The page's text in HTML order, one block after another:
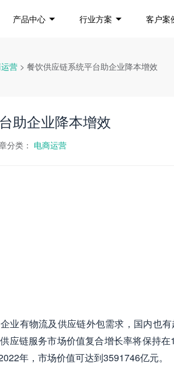
产品中心 行业方案 客户案
营 > 餐饮供应链系统平台助企业降本增效
助企业降本增效
分类： 电商运营
业有物流及供应链外包需求，国内也
应链服务市场价值复合增长率将保持
年，市场价值可达到3591746亿元。